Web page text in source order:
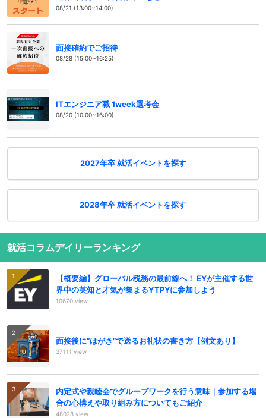
08/21 (13:00~14:00)
面接確約でご招待
08/28 (15:00~16:25)
ITエンジニア職 1week選考会
08/20 (10:00~16:00)
2027年卒 就活イベントを探す
2028年卒 就活イベントを探す
就活コラムデイリーランキング
【概要編】グローバル税務の最前線へ！ EYが主催する世
界中の英知と才気が集まるYTPYに参加しよう
10670 view
面接後に”はがき”で送るお礼状の書き方【例文あり】
37111 view
内定式や親睦会でグループワークを行う意味｜参加する場
合の心構えや取り組み方についてもご紹介
48028 view